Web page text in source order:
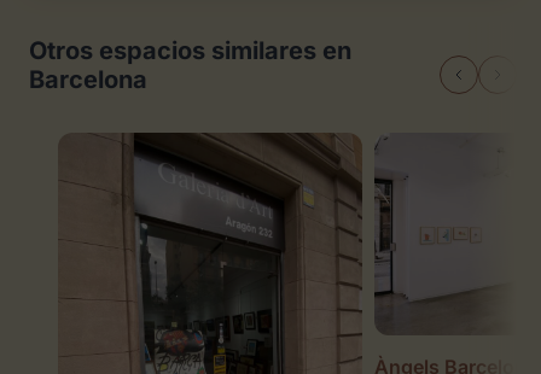
Otros espacios similares en
Barcelona
Àngels Barcelona